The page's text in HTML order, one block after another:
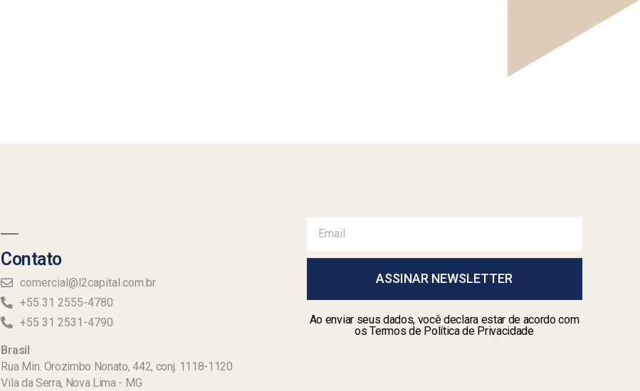
Contato
comercial@l2capital.com.br
+55 31 2555-4780
+55 31 2531-4790
Brasil
Rua Min. Orozimbo Nonato, 442, conj. 1118-1120
Vila da Serra, Nova Lima - MG
ASSINAR NEWSLETTER
Ao enviar seus dados, você declara estar de acordo com
os Termos de Política de Privacidade